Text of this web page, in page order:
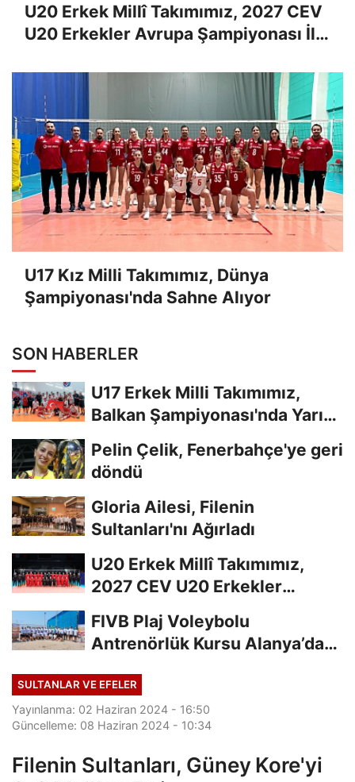
U20 Erkek Millî Takımımız, 2027 CEV
U20 Erkekler Avrupa Şampiyonası İlk
U17 Kız Milli Takımımız, Dünya
Şampiyonası'nda Sahne Alıyor
SON HABERLER
U17 Erkek Milli Takımımız,
Balkan Şampiyonası'nda Yarı
Pelin Çelik, Fenerbahçe'ye geri
döndü
Gloria Ailesi, Filenin
Sultanları'nı Ağırladı
U20 Erkek Millî Takımımız,
2027 CEV U20 Erkekler
FIVB Plaj Voleybolu
Antrenörlük Kursu Alanya’da
SULTANLAR VE EFELER
Yayınlanma: 02 Haziran 2024 - 16:50
Güncelleme: 08 Haziran 2024 - 10:34
Filenin Sultanları, Güney Kore'yi